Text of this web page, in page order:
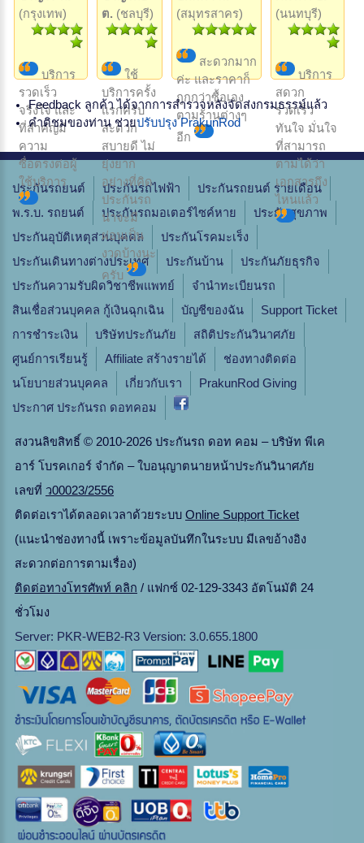
(กรุงเทพ)
บริการ
รวดเร็ว
จริงใจ และ
ที่สำคัญมี
ความ
ซื่อตรงต่อผู้
ใช้บริการ
ต. (ชลบุรี)
ใช้
บริการครั้ง
แรกครับ
สะดวก
สบายดี ไม่
ยุ่งยาก
อย่างที่คิด
ประกันรถ
น่าจะมี
ผ่อนเป็น
งวดบ้างนะ
ครับ
(สมุทรสาคร)
สะดวกมาก
ค่ะ และราคาก็
ถูกกว่าซื้อเอง
ตามร้านต่างๆ
อีก
(นนทบุรี)
บริการ
สดวก
รวดเร็ว
ทันใจ มั่นใจ
ที่สามารถ
ตามได้ว่า
เอกสารถึง
ไหนแล้ว
Feedback ลูกค้า ได้จากการสำรวจหลังจัดส่งกรมธรรม์แล้ว
คำติชมของท่าน ช่วยปรับปรุง PrakunRod
ประกันรถยนต์ ประกันรถไฟฟ้า
ประกันรถยนต์ รายเดือน
พ.ร.บ. รถยนต์
ประกันรถมอเตอร์ไซค์หาย
ประกันสุขภาพ
ประกันอุบัติเหตุส่วนบุคคล
ประกันโรคมะเร็ง
ประกันเดินทางต่างประเทศ
ประกันบ้าน
ประกันภัยธุรกิจ
ประกันความรับผิดวิชาชีพแพทย์
จํานําทะเบียนรถ
สินเชื่อส่วนบุคคล กู้เงินฉุกเฉิน
บัญชีของฉัน
Support Ticket
การชำระเงิน
บริษัทประกันภัย
สถิติประกันวินาศภัย
ศูนย์การเรียนรู้
Affiliate สร้างรายได้
ช่องทางติดต่อ
นโยบายส่วนบุคคล
เกี่ยวกับเรา
PrakunRod Giving
ประกาศ ประกันรถ ดอทคอม
สงวนลิขสิทธิ์ © 2010-2026 ประกันรถ ดอท คอม – บริษัท พีเค
อาร์ โบรคเกอร์ จำกัด – ใบอนุญาตนายหน้าประกันวินาศภัย
เลขที่ ว00023/2556
ติดต่อเราได้ตลอดเวลาด้วยระบบ Online Support Ticket
(แนะนำช่องทางนี้ เพราะข้อมูลบันทึกในระบบ มีเลขอ้างอิง
สะดวกต่อการตามเรื่อง)
ติดต่อทางโทรศัพท์ คลิก / แฟกซ์ 02-129-3343 อัตโนมัติ 24
ชั่วโมง
Server: PKR-WEB2-R3 Version: 3.0.655.1800